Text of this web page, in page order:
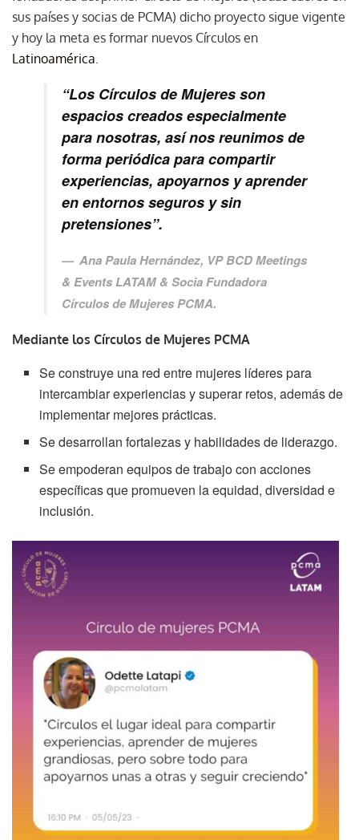
sus países y socias de PCMA) dicho proyecto sigue vigente
y hoy la meta es formar nuevos Círculos en
Latinoamérica.
“Los Círculos de Mujeres son
espacios creados especialmente
para nosotras, así nos reunimos de
forma periódica para compartir
experiencias, apoyarnos y aprender
en entornos seguros y sin
pretensiones”.
Ana Paula Hernández, VP BCD Meetings
& Events LATAM & Socia Fundadora
Círculos de Mujeres PCMA.
Mediante los Círculos de Mujeres PCMA
Se construye una red entre mujeres líderes para
intercambiar experiencias y superar retos, además de
implementar mejores prácticas.
Se desarrollan fortalezas y habilidades de liderazgo.
Se empoderan equipos de trabajo con acciones
específicas que promueven la equidad, diversidad e
inclusión.